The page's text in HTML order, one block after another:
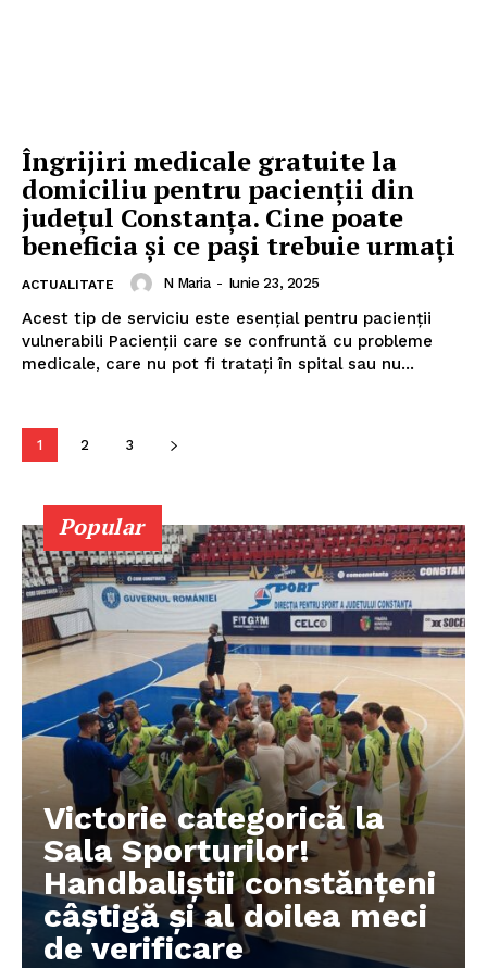
Îngrijiri medicale gratuite la
domiciliu pentru pacienții din
județul Constanța. Cine poate
beneficia și ce pași trebuie urmați
ACTUALITATE N Maria - Iunie 23, 2025
Acest tip de serviciu este esențial pentru pacienții
vulnerabili Pacienții care se confruntă cu probleme
medicale, care nu pot fi tratați în spital sau nu...
1 2 3
Popular
Victorie categorică la
Sala Sporturilor!
Handbaliștii constănțeni
câștigă și al doilea meci
de verificare